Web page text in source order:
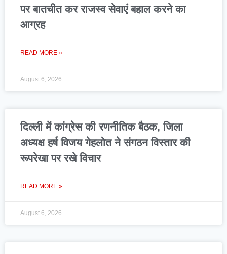
पर बातचीत कर राजस्व सेवाएं बहाल करने का
आग्रह
READ MORE »
August 6, 2026
दिल्ली में कांग्रेस की रणनीतिक बैठक, जिला
अध्यक्ष हर्ष विजय गेहलोत ने संगठन विस्तार की
रूपरेखा पर रखे विचार
READ MORE »
August 6, 2026